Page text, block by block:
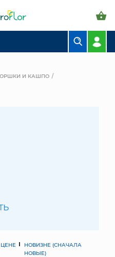
И КАШПО
ЦЕНЕ
НОВИЗНЕ (СНАЧАЛА
НОВЫЕ)